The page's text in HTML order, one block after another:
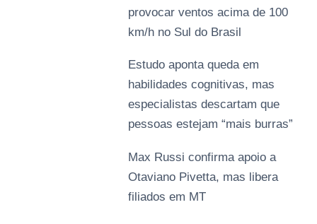
provocar ventos acima de 100
km/h no Sul do Brasil
Estudo aponta queda em
habilidades cognitivas, mas
especialistas descartam que
pessoas estejam “mais burras”
Max Russi confirma apoio a
Otaviano Pivetta, mas libera
filiados em MT